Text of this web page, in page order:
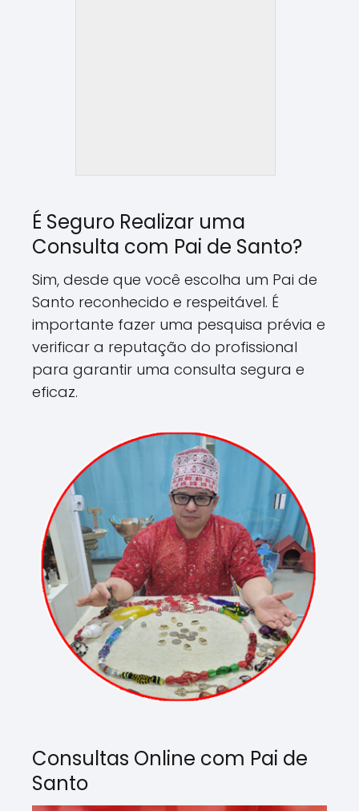
É Seguro Realizar uma
Consulta com Pai de Santo?
Sim, desde que você escolha um Pai de
Santo reconhecido e respeitável. É
importante fazer uma pesquisa prévia e
verificar a reputação do profissional
para garantir uma consulta segura e
eficaz.
Consultas Online com Pai de
Santo